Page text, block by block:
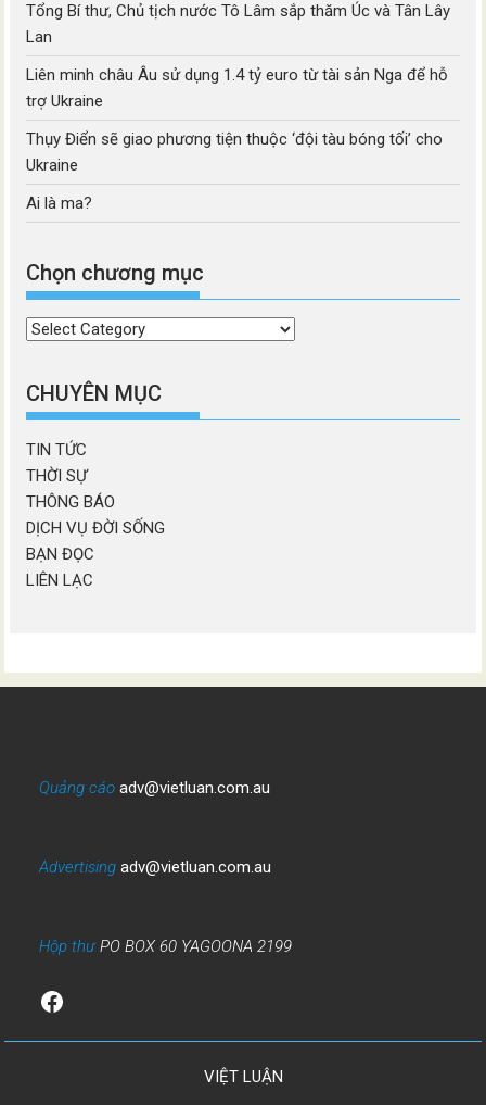
Tổng Bí thư, Chủ tịch nước Tô Lâm sắp thăm Úc và Tân Lây
Lan
Liên minh châu Âu sử dụng 1.4 tỷ euro từ tài sản Nga để hỗ
trợ Ukraine
Thụy Điển sẽ giao phương tiện thuộc ‘đội tàu bóng tối’ cho
Ukraine
Ai là ma?
Chọn chương mục
Chọn
mục
CHUYÊN MỤC
TIN TỨC
THỜI SỰ
THÔNG BÁO
DỊCH VỤ ĐỜI SỐNG
BẠN ĐỌC
LIÊN LẠC
Quảng cáo adv@vietluan.com.au
Advertising adv@vietluan.com.au
Hộp thưPO BOX 60 YAGOONA 2199
Facebook
VIỆT LUẬN